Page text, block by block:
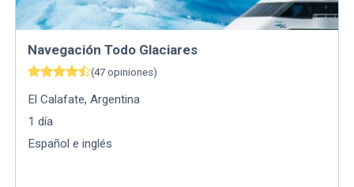
Navegación Todo Glaciares
(47 opiniones)
El Calafate,Argentina
1 día
Español e inglés